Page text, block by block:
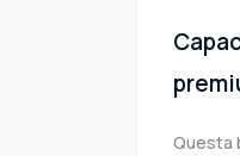
Questa